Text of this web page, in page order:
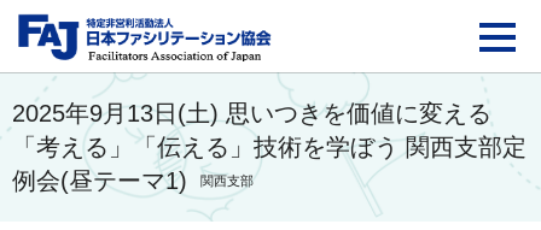
FAJ：特定非営利活動
2025年9月13日(土) 思いつきを価値に変える
「考える」「伝える」技術を学ぼう 関西支部定
例会(昼テーマ1)
関西支部